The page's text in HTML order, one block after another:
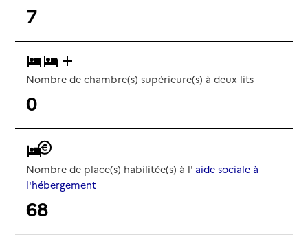
7
Nombre de chambre(s) supérieure(s) à deux lits
0
Nombre de place(s) habilitée(s) à l' aide sociale à
l'hébergement
68